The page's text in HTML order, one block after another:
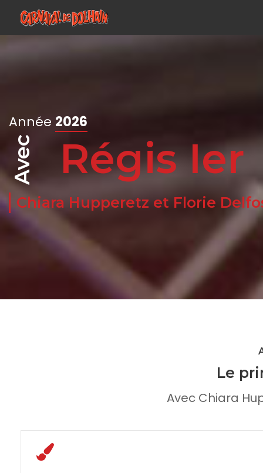
Année 2026
Avec Régis Ier
Chiara Hupperetz et F
Le
Avec Chiara